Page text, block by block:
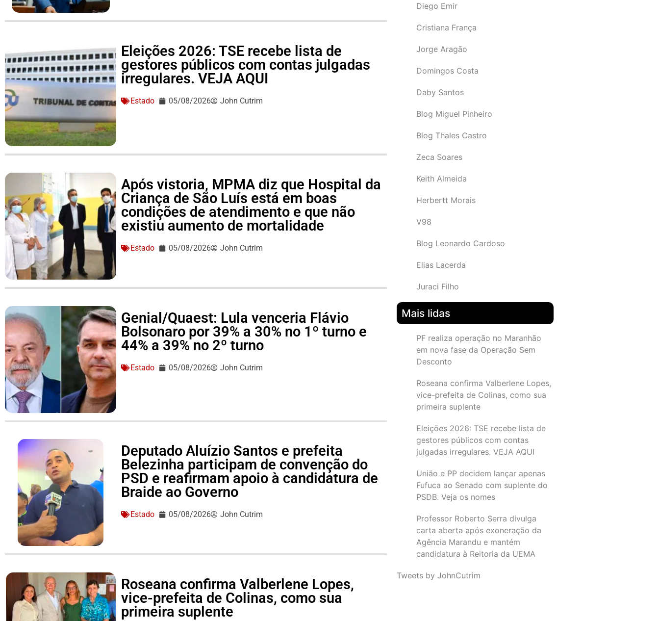
Eleições 2026: TSE recebe lista de
gestores públicos com contas julgadas
irregulares. VEJA AQUI
Estado 05/08/2026 John Cutrim
Após vistoria, MPMA diz que Hospital da
Criança de São Luís está em boas
condições de atendimento e que não
existiu aumento de mortalidade
Estado 05/08/2026 John Cutrim
Genial/Quaest: Lula venceria Flávio
Bolsonaro por 39% a 30% no 1º turno e
44% a 39% no 2º turno
Estado 05/08/2026 John Cutrim
Deputado Aluízio Santos e prefeita
Belezinha participam de convenção do
PSD e reafirmam apoio à candidatura de
Braide ao Governo
Estado 05/08/2026 John Cutrim
Roseana confirma Valberlene Lopes,
vice-prefeita de Colinas, como sua
primeira suplente
Diego Emir
Cristiana França
Jorge Aragão
Domingos Costa
Daby Santos
Blog Miguel Pinheiro
Blog Thales Castro
Zeca Soares
Keith Almeida
Herbertt Morais
V98
Blog Leonardo Cardoso
Elias Lacerda
Juraci Filho
Mais lidas
PF realiza operação no Maranhão
em nova fase da Operação Sem
Desconto
Roseana confirma Valberlene Lopes,
vice-prefeita de Colinas, como sua
primeira suplente
Eleições 2026: TSE recebe lista de
gestores públicos com contas
julgadas irregulares. VEJA AQUI
União e PP decidem lançar apenas
Fufuca ao Senado com suplente do
PSDB. Veja os nomes
Professor Roberto Serra divulga
carta aberta após exoneração da
Agência Marandu e mantém
candidatura à Reitoria da UEMA
Tweets by JohnCutrim